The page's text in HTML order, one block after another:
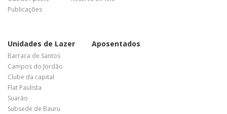
Publicações
Unidades de Lazer
Barraca de Santos
Campos do Jordão
Clube da capital
Flat Paulista
Suarão
Subsede de Bauru
Aposentados